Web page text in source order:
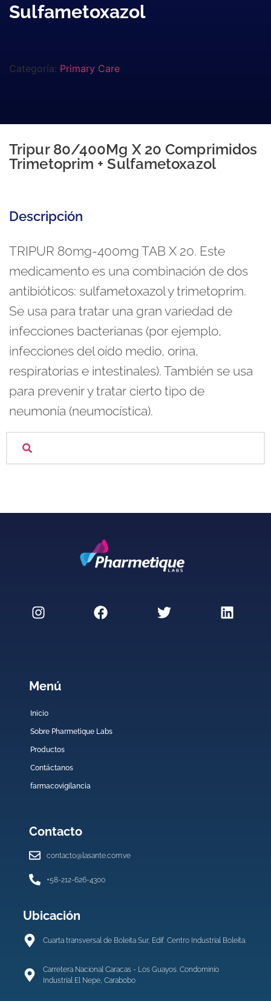
Sulfametoxazol
Categoría: Primary Care
Tripur 80/400Mg X 20 Comprimidos
Trimetoprim + Sulfametoxazol
Descripción
TRIPUR 80mg-400mg TAB X 20. Este
medicamento es una combinación de dos
antibióticos: sulfametoxazol y trimetoprim.
Se usa para tratar una gran variedad de
infecciones bacterianas (por ejemplo,
infecciones del oído medio, orina,
respiratorias e intestinales). También se usa
para prevenir y tratar cierto tipo de
neumonía (neumocística).
Menú
Inicio
Sobre Pharmetique Labs
Productos
Contáctanos
farmacovigilancia
Contacto
contacto@lasante.com.ve
+58-212-626-4300
Ubicación
Cuarta transversal de Boleita Sur, Edif. Centro Industrial Boleíta.
Carretera Nacional Caracas - Los Guayos. Condominio
Industrial El Nepe, Carabobo